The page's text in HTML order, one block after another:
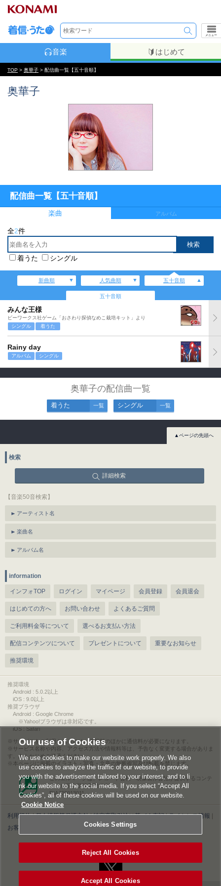
メニュー
音楽 はじめて
TOP > 奥華子 > 配信曲一覧【五十音順】
奥華子
配信曲一覧【五十音順】
楽曲 アルバム
全2件
着うた シングル
新曲順 人気曲順 五十音順
五十音順
みんな王様
ビーワークス社ゲーム「おさわり探偵なめこ栽培キット」より
シングル
着うた
Rainy day
アルバム シングル
奥華子の配信曲一覧
着うた 一覧 シングル 一覧
▲ページの先頭へ
検索
詳細検索
【音楽50音検索】
アーティスト名
楽曲名
アルバム名
information
インフォTOP ログイン マイページ 会員登録 会員退会
はじめての方へ お問い合わせ よくあるご質問
ご利用料金等について 選べるお支払い方法
配信コンテンツについて プレゼントについて 重要なお知らせ
推奨環境
推奨環境
Android : 5.0.2以上
iOS : 9.0以上
推奨ブラウザ
Android : Google Chrome
※Yahoo!ブラウザは非対応です。
iOS : Safari
サービスをご利用されるには、情報料のほかに通信料が必要になります。
サービス名称や内容、アクセス方法や情報料等は、予告なく変更する場合がありま
す。あらかじめご了承ください。
本ページに掲載のイラスト・写真・文章の無断複写及び転載を禁じます。
このエルマークは、レコード会社・映像製作会社が提供するコンテ
ンツを示す登録商標です。
RIAJ00013011
利用規約|個人情報等保護方針|特定商取引法に基づく表記|ライセンス情報
お客様情報の外部送信について|Cookies Settings
Our use of Cookies
We use cookies to make our website work properly. We also
use cookies to analyze the traffic of our website, to provide
you with the advertisement tailored to your interest, and to li
nk our website to the social media. If you select “Accept All
Cookies”, all of these cookies will be used on our website.
Cookie Notice
Cookies Settings
Reject All Cookies
Accept All Cookies